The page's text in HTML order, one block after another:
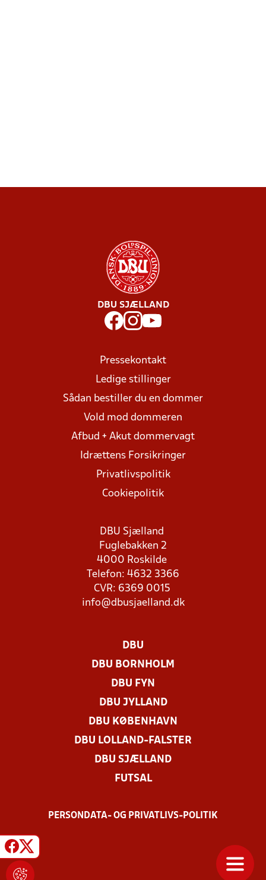
DBU SJÆLLAND
Pressekontakt
Ledige stillinger
Sådan bestiller du en dommer
Vold mod dommeren
Afbud + Akut dommervagt
Idrættens Forsikringer
Privatlivspolitik
Cookiepolitik
DBU Sjælland
Fuglebakken 2
4000 Roskilde
Telefon: 4632 3366
CVR: 6369 0015
info@dbusjaelland.dk
DBU
DBU BORNHOLM
DBU FYN
DBU JYLLAND
DBU KØBENHAVN
DBU LOLLAND-FALSTER
DBU SJÆLLAND
FUTSAL
PERSONDATA- OG PRIVATLIVS-POLITIK